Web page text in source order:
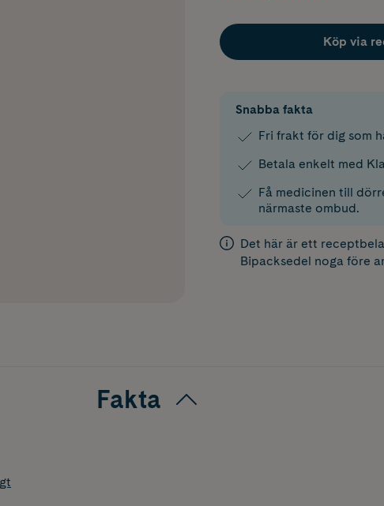
Köp via
Snabba fakta
Fri frakt för dig som
Betala enkelt med
Få medicinen till
närmaste ombud.
Det här är ett
Bipacksedel noga före
Fakta